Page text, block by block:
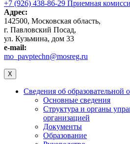
+7 (926) 438-86-29 Приемная
Адрес:
142500, Московская область,
г. Павловский Посад,
ул. Кузьмина, дом 33
e-mail:
mo_pavptechn@mosreg.ru
X
Сведения об образовательной
Основные сведения
Структура и органы
организацией
Документы
Образование